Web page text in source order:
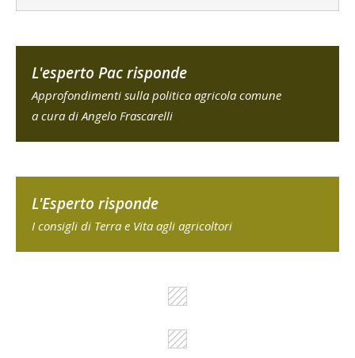
L'esperto Pac risponde
Approfondimenti sulla politica agricola comune
a cura di Angelo Frascarelli
L'Esperto risponde
I consigli di Terra e Vita agli agricoltori